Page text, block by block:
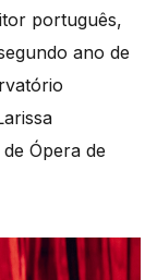
português,
ano de
Ópera de